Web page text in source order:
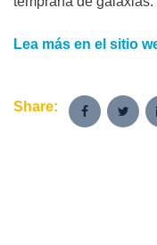
Lea más en el sitio
Share: